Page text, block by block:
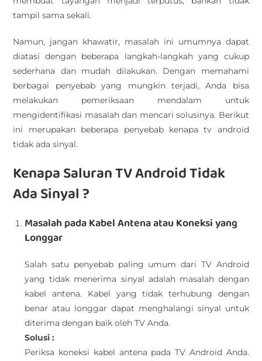
tampil sama sekali.
Namun, jangan khawatir, masalah ini umumnya dapat
diatasi dengan beberapa langkah-langkah yang cukup
sederhana dan mudah dilakukan. Dengan memahami
berbagai penyebab yang mungkin terjadi, Anda bisa
melakukan pemeriksaan mendalam untuk
mengidentifikasi masalah dan mencari solusinya. Berikut
ini merupakan beberapa penyebab kenapa tv android
tidak ada sinyal.
Kenapa Saluran TV Android Tidak
Ada Sinyal ?
Masalah pada Kabel Antena atau Koneksi yang
Longgar
Salah satu penyebab paling umum dari TV Android
yang tidak menerima sinyal adalah masalah dengan
kabel antena. Kabel yang tidak terhubung dengan
benar atau longgar dapat menghalangi sinyal untuk
diterima dengan baik oleh TV Anda.
Solusi :
Periksa koneksi kabel antena pada TV Android Anda.